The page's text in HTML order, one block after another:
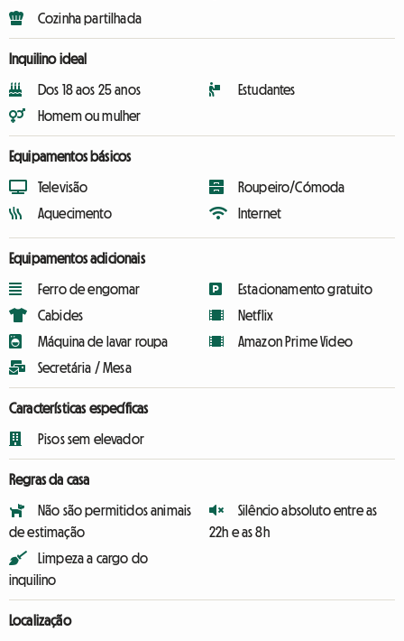
Cozinha partilhada
Inquilino ideal
Dos 18 aos 25 anos
Homem ou mulher
Estudantes
Equipamentos básicos
Televisão
Aquecimento
Roupeiro/Cómoda
Internet
Equipamentos adicionais
Ferro de engomar
Cabides
Máquina de lavar roupa
Secretária / Mesa
Estacionamento gratuito
Netflix
Amazon Prime Video
Características específicas
Pisos sem elevador
Regras da casa
Não são permitidos animais
de estimação
Limpeza a cargo do
inquilino
Silêncio absoluto entre as
22h e as 8h
Localização